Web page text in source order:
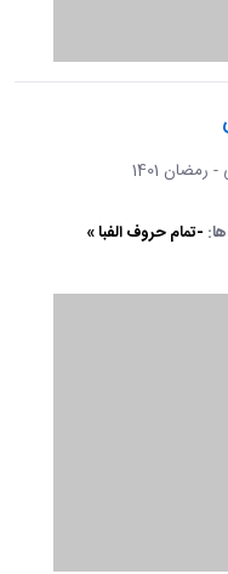
1401
-تمام حروف الفبا »